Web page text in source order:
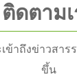
ติดตาม
ข้าถึงข่าวสาร
ขึ้น